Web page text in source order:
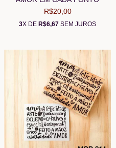
R$20,00
3X DE R$6,67 SEM JUROS